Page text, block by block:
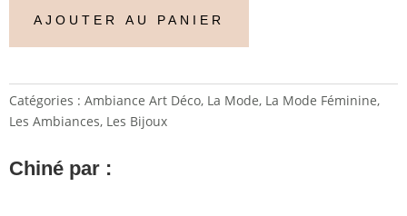
AJOUTER AU PANIER
Catégories : Ambiance Art Déco, La Mode, La Mode Féminine,
Les Ambiances, Les Bijoux
Chiné par :